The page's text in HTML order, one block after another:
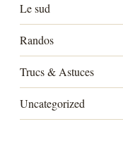
Le sud
Randos
Trucs & Astuces
Uncategorized